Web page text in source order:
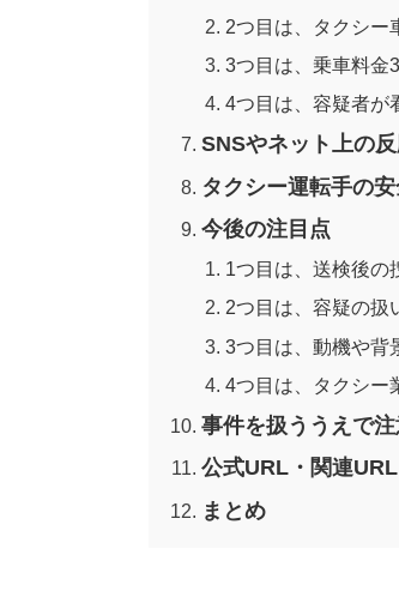
2つ目は、タクシー
3つ目は、乗車料金
4つ目は、容疑者が
SNSやネット上の
タクシー運転手の
今後の注目点
1つ目は、送検後の
2つ目は、容疑の扱
3つ目は、動機や背
4つ目は、タクシー
事件を扱ううえで
公式URL・関連URL
まとめ